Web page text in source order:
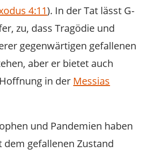
4:11). In der Tat lässt G-
zu, dass Tragödie und
gegenwärtigen gefallenen
aber er bietet auch
in der Messias
und Pandemien haben
gefallenen Zustand